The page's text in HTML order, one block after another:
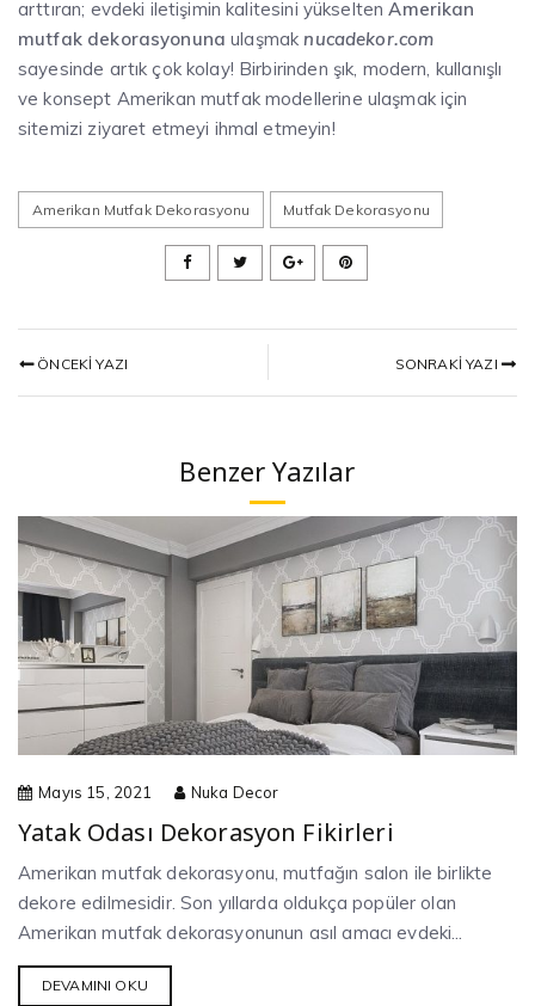
arttıran; evdeki iletişimin kalitesini yükseltenAmerikan
mutfak dekorasyonunaulaşmaknucadekor.com
sayesinde artık çok kolay! Birbirinden şık, modern, kullanışlı
ve konsept Amerikan mutfak modellerine ulaşmak için
sitemizi ziyaret etmeyi ihmal etmeyin!
Amerikan Mutfak Dekorasyonu Mutfak Dekorasyonu
ÖNCEKI YAZI SONRAKI YAZI
Benzer Yazılar
Mayıs 15, 2021 Nuka Decor
Yatak Odası Dekorasyon Fikirleri
Amerikan mutfak dekorasyonu, mutfağın salon ile birlikte
dekore edilmesidir. Son yıllarda oldukça popüler olan
Amerikan mutfak dekorasyonunun asıl amacı evdeki...
DEVAMINI OKU